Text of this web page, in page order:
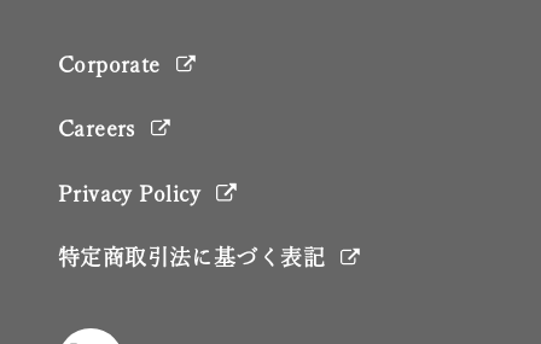
Corporate
Careers
Privacy Policy
特定商取引法に基づく表記